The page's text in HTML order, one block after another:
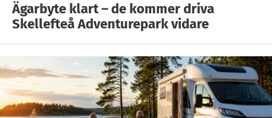
Ägarbyte klart – de kommer driva
Skellefteå Adventurepark vidare